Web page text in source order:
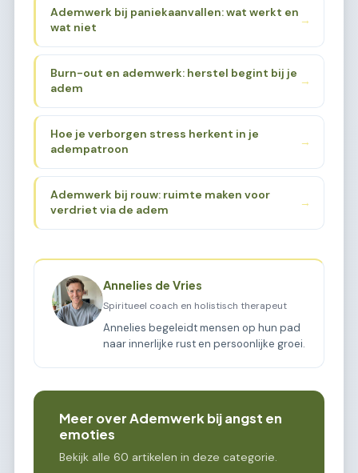
Ademwerk bij paniekaanvallen: wat werkt en
wat niet
→
Burn-out en ademwerk: herstel begint bij je
adem
→
Hoe je verborgen stress herkent in je
adempatroon
→
Ademwerk bij rouw: ruimte maken voor
verdriet via de adem
→
Annelies de Vries
Spiritueel coach en holistisch therapeut
Annelies begeleidt mensen op hun pad
naar innerlijke rust en persoonlijke groei.
Meer over Ademwerk bij angst en
emoties
Bekijk alle 60 artikelen in deze categorie.